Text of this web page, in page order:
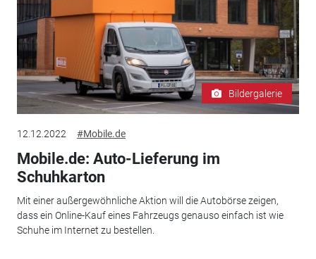
Bildergalerie
12.12.2022 #Mobile.de
Mobile.de: Auto-Lieferung im
Schuhkarton
Mit einer außergewöhnliche Aktion will die Autobörse zeigen,
dass ein Online-Kauf eines Fahrzeugs genauso einfach ist wie
Schuhe im Internet zu bestellen.